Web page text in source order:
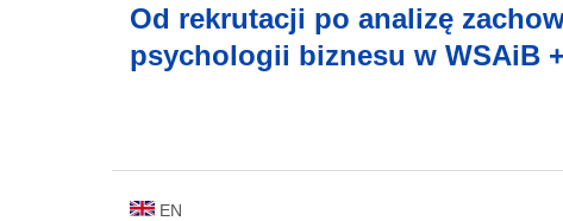
Od rekrutacji po analizę
psychologii biznesu w WSAiB
EN